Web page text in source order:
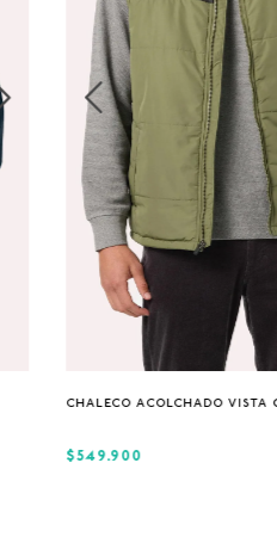
CHALECO ACOLCHADO VISTA
S M
$549.900